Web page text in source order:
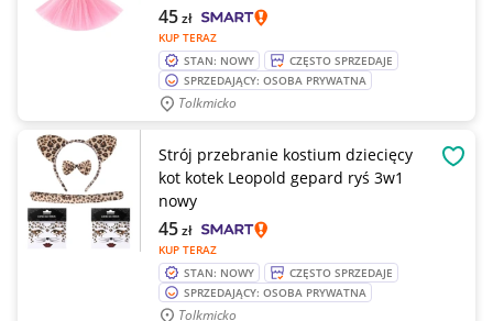
KUP TERAZ
45zł
STAN: NOWY
CZĘSTO SPRZEDAJE
SPRZEDAJĄCY: OSOBA PRYWATNA
Tolkmicko
Strój przebranie kostium dziecięcy
kot kotek Leopold gepard ryś 3w1
nowy
KUP TERAZ
45zł
STAN: NOWY
CZĘSTO SPRZEDAJE
SPRZEDAJĄCY: OSOBA PRYWATNA
Tolkmicko